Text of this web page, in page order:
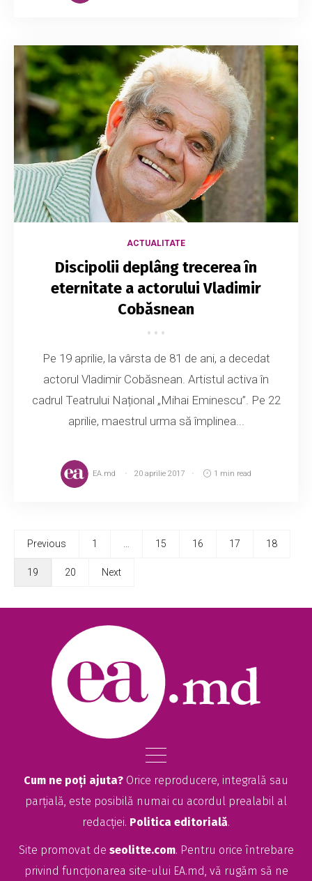
ACTUALITATE
Discipolii deplâng trecerea în
eternitate a actorului Vladimir
Cobăsnean
Pe 19 aprilie, la vârsta de 81 de ani, a decedat
actorul Vladimir Cobăsnean. Artistul activa în
cadrul Teatrului Național „Mihai Eminescu”. Pe 22
aprilie, maestrul urma să împlinea...
EA.md 20 aprilie 2017 1 min read
Previous 1 15 16 17 18
19 20 Next
Cum ne poți ajuta? Orice reproducere, integrală sau
parțială, este posibilă numai cu acordul prealabil al
redacției. Politica editorială.
Site promovat de seolitte.com. Pentru orice întrebare
privind funcționarea site-ului EA.md, vă rugăm să ne